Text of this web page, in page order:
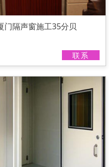
门隔声窗施工35分贝
联系